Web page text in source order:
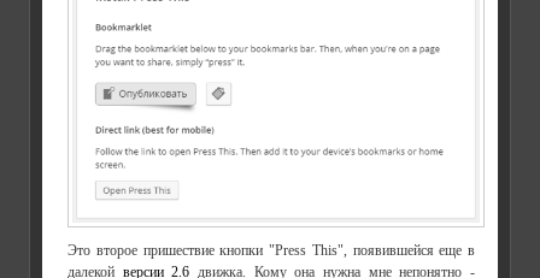
Это второе пришествие кнопки "Press This", появившейся еще в
далекой версии 2.6 движка. Кому она нужна мне непонятно -